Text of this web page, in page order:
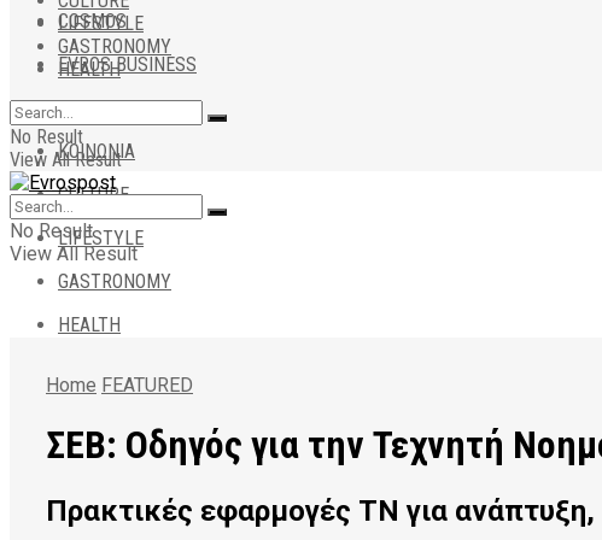
COSMOS
EVROS BUSINESS
ΑΠΟΨΕΙΣ
ΚΟΙΝΩΝΙΑ
CULTURE
LIFESTYLE
GASTRONOMY
HEALTH
LIFESTYLE
GASTRONOMY
HEALTH
No Result
View All Result
No Result
View All Result
Home FEATURED
ΣΕΒ: Οδηγός για την Τεχνητή
Πρακτικές εφαρμογές ΤΝ για ανάπτυξη,